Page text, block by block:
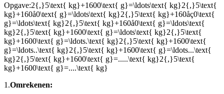
Opgave:2{,}5\text{ kg}+1600\text{ g}=\ldots\text{ kg}2{,}5\text{
kg}+160å0\text{ g}=\ldots\text{ kg}2{,}5\text{ kg}+160åç0\text{
g}=\ldots\text{ kg}2{,}5\text{ kg}+160å0\text{ g}=\ldots\text{
kg}2{,}5\text{ kg}+1600\text{ g}=\ldots\text{ kg}2{,}5\text{
kg}+1600\text{ g}=\ldots.\text{ kg}2{,}5\text{ kg}+1600\text{
g}=\ldots..\text{ kg}2{,}5\text{ kg}+1600\text{ g}=\ldots...\text{
kg}2{,}5\text{ kg}+1600\text{ g}=.....\text{ kg}2{,}5\text{
kg}+1600\text{ g}=....\text{ kg}
1.Omrekenen: